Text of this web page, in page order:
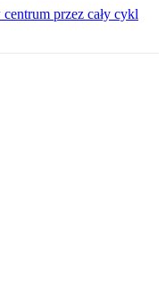
przez cały cykl